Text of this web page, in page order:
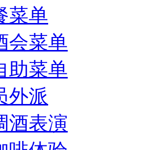
菜单
会菜单
助菜单
外派
酒表演